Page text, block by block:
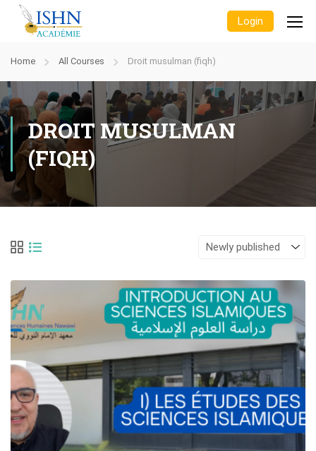
Login
Home All Courses Droit musulman (fiqh)
DROIT MUSULMAN
(FIQH)